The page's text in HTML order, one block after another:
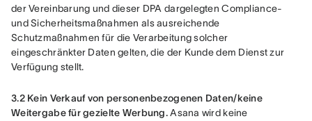
der Vereinbarung und dieser DPA dargelegten Compliance-
und Sicherheitsmaßnahmen als ausreichende
Schutzmaßnahmen für die Verarbeitung solcher
eingeschränkter Daten gelten, die der Kunde dem Dienst zur
Verfügung stellt.
3.2 Kein Verkauf von personenbezogenen Daten/keine
Weitergabe für gezielte Werbung. Asana wird keine